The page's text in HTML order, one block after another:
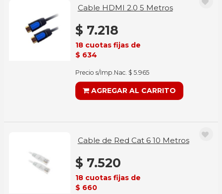
Cable HDMI 2.0 5 Metros
$ 7.218
18 cuotas fijas de
$ 634
Precio s/Imp.Nac. $ 5.965
AGREGAR AL CARRITO
Cable de Red Cat 6 10 Metros
$ 7.520
18 cuotas fijas de
$ 660